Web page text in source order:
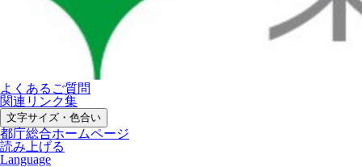
よくあるご質問
関連リンク集
文字サイズ・色合い
都庁総合ホームページ
読み上げる
Language